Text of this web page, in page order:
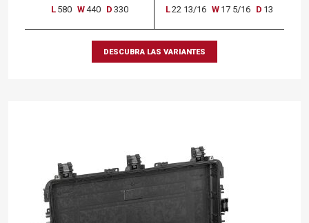
L 580 W440 D 330
L22 13/16 W 17 5/16 D 13
DESCUBRA LAS VARIANTES